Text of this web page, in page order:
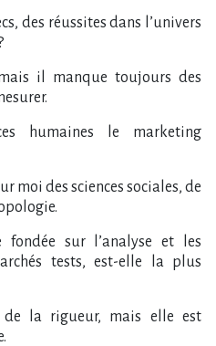
des réussites dans l’univers
il manque toujours des
humaines le marketing
moi des sciences sociales, de
fondée sur l’analyse et les
tests, est-elle la plus
de la rigueur, mais elle est